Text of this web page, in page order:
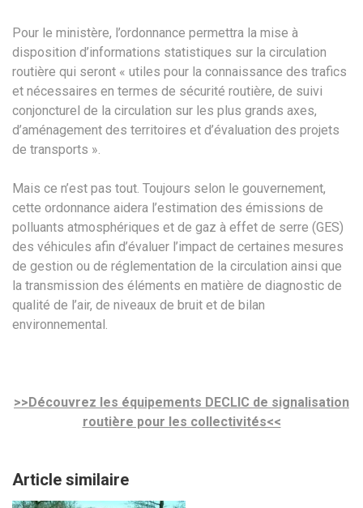
Pour le ministère, l’ordonnance permettra la mise à
disposition d’informations statistiques sur la circulation
routière qui seront « utiles pour la connaissance des trafics
et nécessaires en termes de sécurité routière, de suivi
conjoncturel de la circulation sur les plus grands axes,
d’aménagement des territoires et d’évaluation des projets
de transports ».
Mais ce n’est pas tout. Toujours selon le gouvernement,
cette ordonnance aidera l’estimation des émissions de
polluants atmosphériques et de gaz à effet de serre (GES)
des véhicules afin d’évaluer l’impact de certaines mesures
de gestion ou de réglementation de la circulation ainsi que
la transmission des éléments en matière de diagnostic de
qualité de l’air, de niveaux de bruit et de bilan
environnemental.
>>Découvrez les équipements DECLIC de signalisation
routière pour les collectivités<<
Article similaire